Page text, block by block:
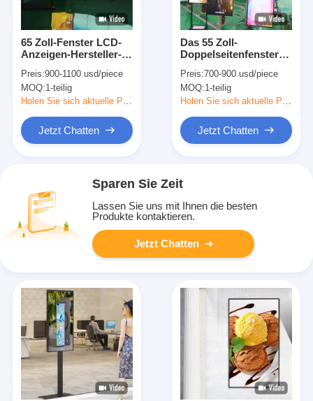
65 Zoll-Fenster LCD-
Anzeigen-Hersteller-
Speicher-Front
Preis:900-1100 usd/piece
MOQ:1-teilig
Holen Sie sich aktuelle Preis
Jetzt Chatten
Das 55 Zoll-
Doppelseitenfenster
Helligkeit an, die
elektronische
Innenzeichen kaufen
Preis:700-900 usd/piece
MOQ:1-teilig
Holen Sie sich aktuelle Preis
Jetzt Chatten
Sparen Sie Zeit
Lassen Sie uns mit Ihnen die besten
Produkte kontaktieren.
Jetzt Chatten